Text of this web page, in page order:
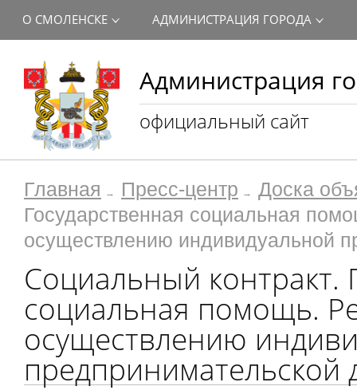
Администрация
официальный сайт
О СМОЛЕНСКЕ АДМИНИСТРАЦИЯ ГОРОДА
Главная Пресс-центр
Доска
Государственная социальная
осуществлению индивидуальной
Социальный контракт.
социальная помощь.
осуществлению
предпринимательской